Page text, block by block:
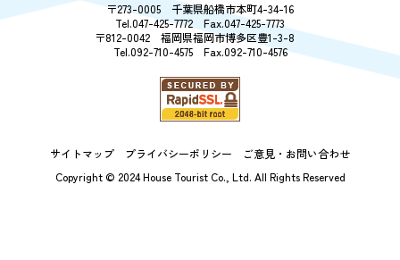
会社案内
〒273-0005 千葉県船橋市本町4-34-16
Tel.047-425-7772 Fax.047-425-7773
〒812-0042 福岡県福岡市博多区豊1-3-8
Tel.092-710-4575 Fax.092-710-4576
Copyright © 2024 House Tourist Co., Ltd. All Rights Reserved
サイトマップ プライバシーポリシー ご意見・お問い合わせ